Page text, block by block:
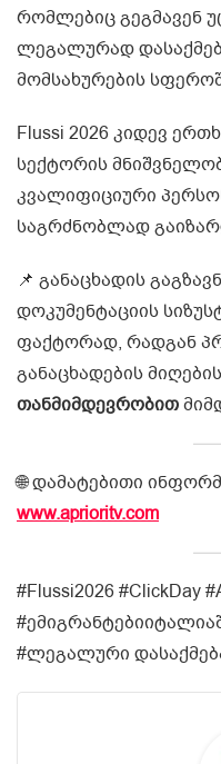
რომლებიც გეგმავენ
ლეგალურად
მომსახურების
Flussi 2026 კიდევ
სექტორის
კვალიფიციური
საგრძნობლად
📌 განაცხადის
დოკუმენტაციის
ფაქტორად, რადგან
განაცხადების მიღების
თანმიმდევრობით
🌐 დამატებითი
www.aprioritv.com
#Flussi2026 #ClickDay
#ლეგალური